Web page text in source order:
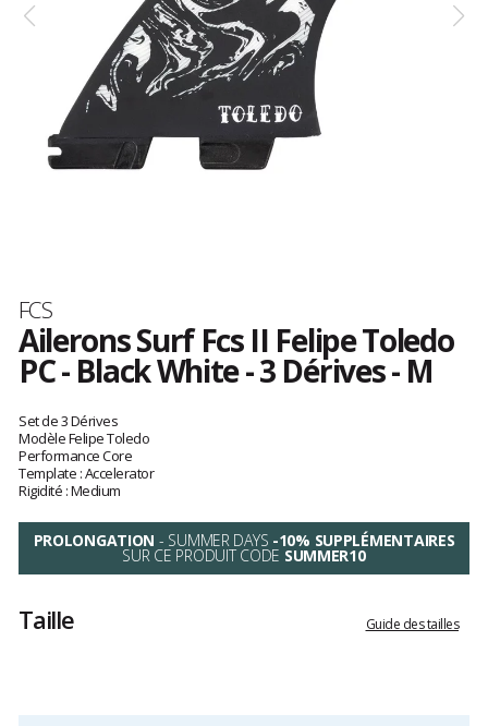
Marque
FCS
Ailerons Surf Fcs II Felipe Toledo
PC - Black White - 3 Dérives - M
PC06-
MD-
TS-
R
M
avis
clients
Set de 3 Dérives
Modèle Felipe Toledo
Performance Core
Template : Accelerator
Rigidité : Medium
PROLONGATION - SUMMER DAYS -10% SUPPLÉMENTAIRES
SUR CE PRODUIT CODE SUMMER10
Taille Guide des tailles